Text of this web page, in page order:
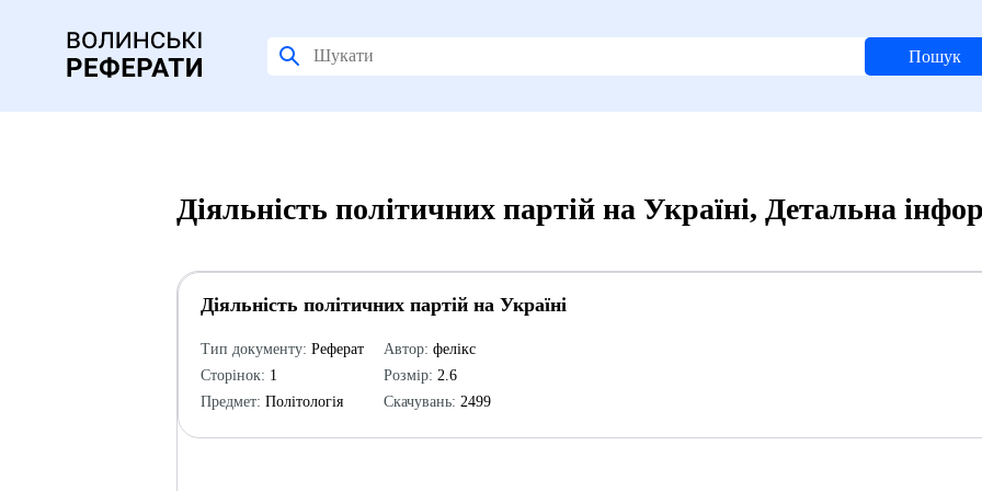
Пошук
Діяльність політичних партій на Україні, Детальна
Діяльність політичних партій на Україні
Тип документу: Реферат
Сторінок: 1
Предмет: Політологія
Автор: фелікс
Розмір: 2.6
Скачувань: 2499